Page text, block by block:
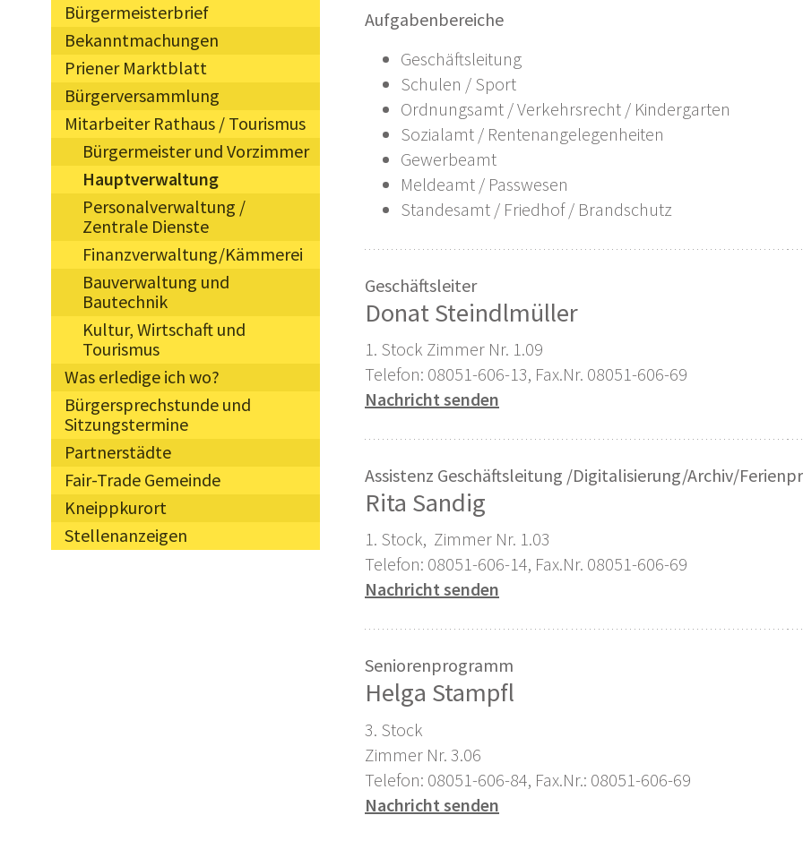
Bürgermeisterbrief
Bekanntmachungen
Priener Marktblatt
Bürgerversammlung
Mitarbeiter Rathaus / Tourismus
Bürgermeister und Vorzimmer
Hauptverwaltung
Personalverwaltung /
Zentrale Dienste
Finanzverwaltung/Kämmerei
Bauverwaltung und
Bautechnik
Kultur, Wirtschaft und
Tourismus
Was erledige ich wo?
Bürgersprechstunde und
Sitzungstermine
Partnerstädte
Fair-Trade Gemeinde
Kneippkurort
Stellenanzeigen
Aufgabenbereiche
Geschäftsleitung
Schulen / Sport
Ordnungsamt / Verkehrsrecht / Kindergarten
Sozialamt / Rentenangelegenheiten
Gewerbeamt
Meldeamt / Passwesen
Standesamt / Friedhof / Brandschutz
Geschäftsleiter
Donat Steindlmüller
1. Stock Zimmer Nr. 1.09
Telefon: 08051-606-13, Fax.Nr. 08051-606-69
Nachricht senden
Assistenz Geschäftsleitung /Digitalisierung/Archiv/
Rita Sandig
1. Stock, Zimmer Nr. 1.03
Telefon: 08051-606-14, Fax.Nr. 08051-606-69
Nachricht senden
Seniorenprogramm
Helga Stampfl
3. Stock
Zimmer Nr. 3.06
Telefon: 08051-606-84, Fax.Nr.: 08051-606-69
Nachricht senden